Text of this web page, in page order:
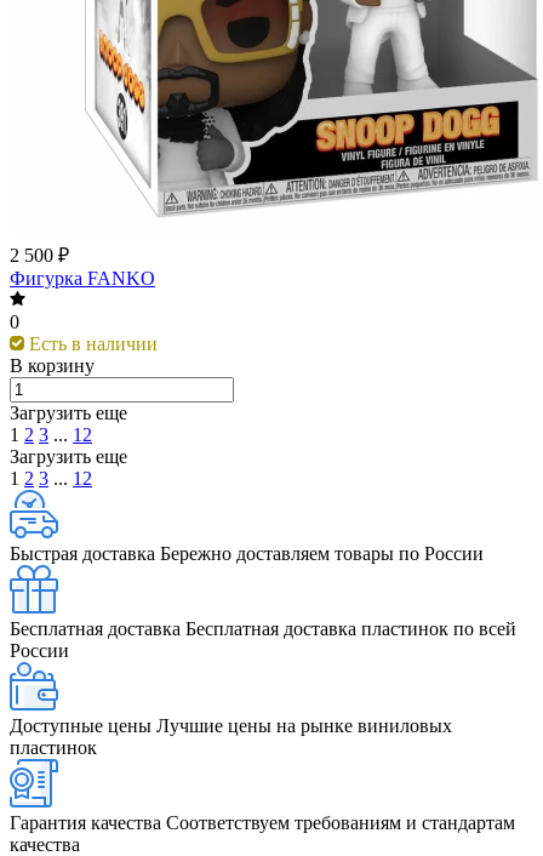
2 500 ₽
Фигурка FANKO
0
Есть в наличии
В корзину
Загрузить еще
1 2 3 ... 12
Загрузить еще
1 2 3 ... 12
Быстрая доставка Бережно доставляем товары по России
Бесплатная доставка Бесплатная доставка пластинок по всей
России
Доступные цены Лучшие цены на рынке виниловых
пластинок
Гарантия качества Соответствуем требованиям и стандартам
качества